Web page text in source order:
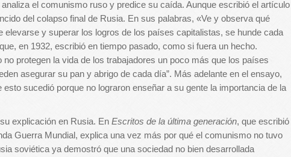
el comunismo ruso y predice su caída. Aunque escribió el artículo
del colapso final de Rusia. En sus palabras, «Ve y observa qué
elevarse y superar los logros de los países capitalistas, se hunde cada
en 1932, escribió en tiempo pasado, como si fuera un hecho.
no protegen la vida de los trabajadores un poco más que los países
asegurar su pan y abrigo de cada día”. Más adelante en el ensayo,
esto sucedió porque no lograron enseñar a su gente la importancia de la
explicación en Rusia. En Escritos de la última generación, que escribió
Guerra Mundial, explica una vez más por qué el comunismo no tuvo
soviética ya demostró que una sociedad no bien desarrollada